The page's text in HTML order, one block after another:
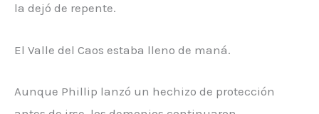
la dejó de repente.
El Valle del Caos estaba lleno de maná.
Aunque Phillip lanzó un hechizo de protección